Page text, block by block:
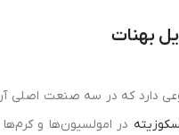
بهنات
دارد که در سه صنعت اصلی
در امولسیون‌ها و